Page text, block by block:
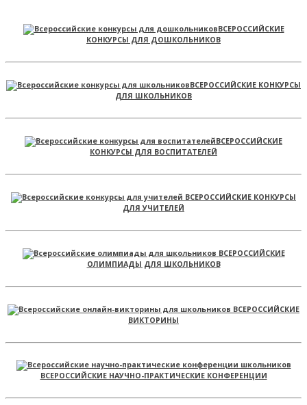
ВСЕРОССИЙСКИЕ
КОНКУРСЫ ДЛЯ ДОШКОЛЬНИКОВ
ВСЕРОССИЙСКИЕ КОНКУРСЫ
ДЛЯ ШКОЛЬНИКОВ
ВСЕРОССИЙСКИЕ
КОНКУРСЫ ДЛЯ ВОСПИТАТЕЛЕЙ
ВСЕРОССИЙСКИЕ КОНКУРСЫ
ДЛЯ УЧИТЕЛЕЙ
ВСЕРОССИЙСКИЕ
ОЛИМПИАДЫ ДЛЯ ШКОЛЬНИКОВ
ВСЕРОССИЙСКИЕ
ВИКТОРИНЫ
ВСЕРОССИЙСКИЕ НАУЧНО-ПРАКТИЧЕСКИЕ КОНФЕРЕНЦИИ